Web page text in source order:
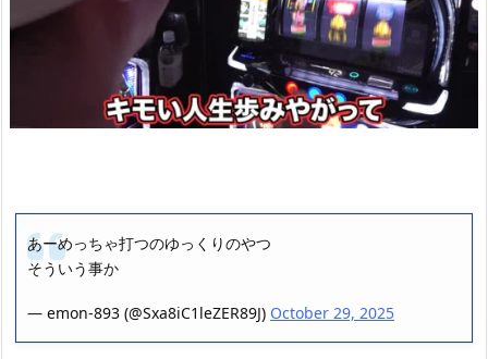
あーめっちゃ打つのゆっくりのやつ
そういう事か
— emon-893 (@Sxa8iC1leZER89J) October 29, 2025